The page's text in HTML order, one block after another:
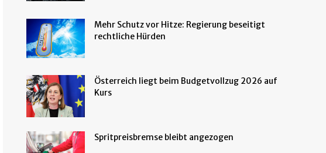
Mehr Schutz vor Hitze: Regierung beseitigt
rechtliche Hürden
Österreich liegt beim Budgetvollzug 2026 auf
Kurs
Spritpreisbremse bleibt angezogen